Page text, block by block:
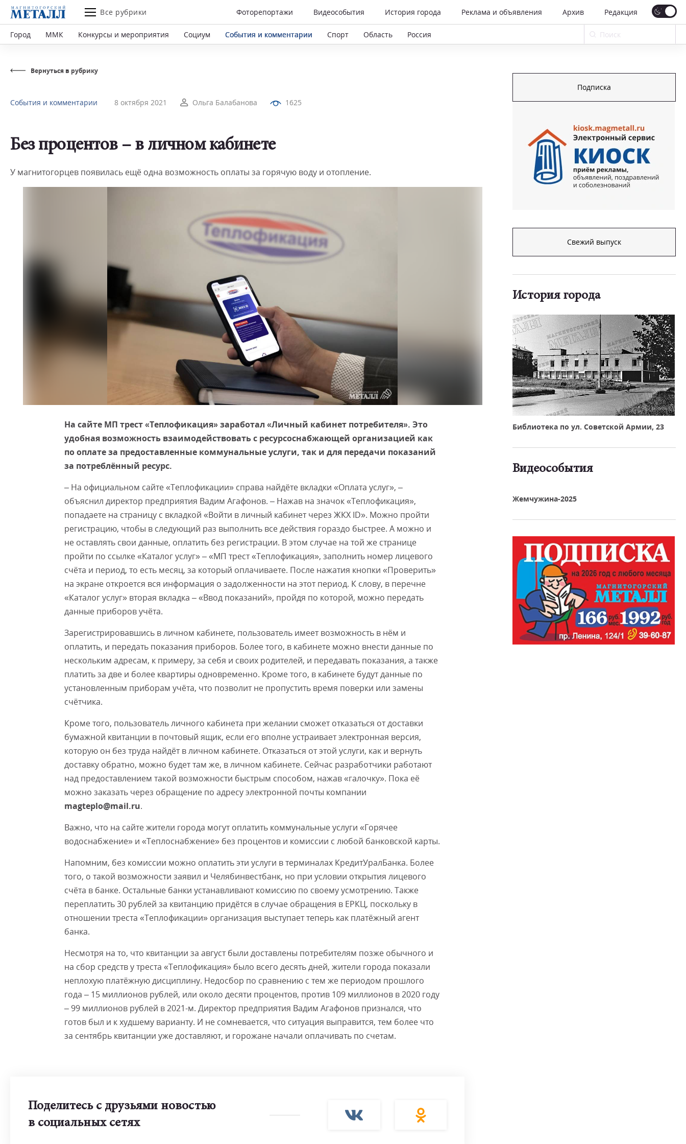
Все рубрики Фоторепортажи Видеособытия История города Реклама и объявления Архив Редакция
Город ММК Конкурсы и мероприятия Социум События и комментарии Спорт Область Россия
Вернуться в рубрику
События и комментарии 8 октября 2021 Ольга Балабанова 1625
Без процентов – в личном кабинете
У магнитогорцев появилась ещё одна возможность оплаты за горячую воду и отопление.
На сайте МП трест «Теплофикация» заработал «Личный кабинет потребителя». Это
удобная возможность взаимодействовать с ресурсоснабжающей организацией как
по оплате за предоставленные коммунальные услуги, так и для передачи показаний
за потреблённый ресурс.
– На официальном сайте «Теплофикации» справа найдёте вкладки «Оплата услуг», –
объяснил директор предприятия Вадим Агафонов. – Нажав на значок «Теплофикация»,
попадаете на страницу с вкладкой «Войти в личный кабинет через ЖКХ ID». Можно пройти
регистрацию, чтобы в следующий раз выполнить все действия гораздо быстрее. А можно и
не оставлять свои данные, оплатить без регистрации. В этом случае на той же странице
пройти по ссылке «Каталог услуг» – «МП трест «Теплофикация», заполнить номер лицевого
счёта и период, то есть месяц, за который оплачиваете. После нажатия кнопки «Проверить»
на экране откроется вся информация о задолженности на этот период. К слову, в перечне
«Каталог услуг» вторая вкладка – «Ввод показаний», пройдя по которой, можно передать
данные приборов учёта.
Зарегистрировавшись в личном кабинете, пользователь имеет возможность в нём и
оплатить, и передать показания приборов. Более того, в кабинете можно внести данные по
нескольким адресам, к примеру, за себя и своих родителей, и передавать показания, а также
платить за две и более квартиры одновременно. Кроме того, в кабинете будут данные по
установленным приборам учёта, что позволит не пропустить время поверки или замены
счётчика.
Кроме того, пользователь личного кабинета при желании сможет отказаться от доставки
бумажной квитанции в почтовый ящик, если его вполне устраивает электронная версия,
которую он без труда найдёт в личном кабинете. Отказаться от этой услуги, как и вернуть
доставку обратно, можно будет там же, в личном кабинете. Сейчас разработчики работают
над предоставлением такой возможности быстрым способом, нажав «галочку». Пока её
можно заказать через обращение по адресу электронной почты компании
magteplo@mail.ru.
Важно, что на сайте жители города могут оплатить коммунальные услуги «Горячее
водоснабжение» и «Теплоснабжение» без процентов и комиссии с любой банковской карты.
Напомним, без комиссии можно оплатить эти услуги в терминалах КредитУралБанка. Более
того, о такой возможности заявил и Челябинвестбанк, но при условии открытия лицевого
счёта в банке. Остальные банки устанавливают комиссию по своему усмотрению. Также
переплатить 30 рублей за квитанцию придётся в случае обращения в ЕРКЦ, поскольку в
отношении треста «Теплофикации» организация выступает теперь как платёжный агент
банка.
Несмотря на то, что квитанции за август были доставлены потребителям позже обычного и
на сбор средств у треста «Теплофикация» было всего десять дней, жители города показали
неплохую платёжную дисциплину. Недосбор по сравнению с тем же периодом прошлого
года – 15 миллионов рублей, или около десяти процентов, против 109 миллионов в 2020 году
– 99 миллионов рублей в 2021-м. Директор предприятия Вадим Агафонов признался, что
готов был и к худшему варианту. И не сомневается, что ситуация выправится, тем более что
за сентябрь квитанции уже доставляют, и горожане начали оплачивать по счетам.
Поделитесь с друзьями новостью
в социальных сетях
Подписка
Свежий выпуск
История города
Библиотека по ул. Советской Армии, 23
Видеособытия
Жемчужина-2025